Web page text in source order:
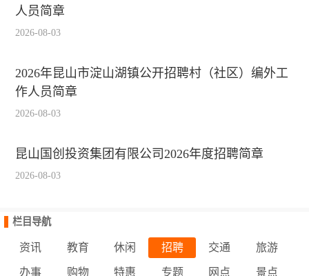
人员简章
2026-08-03
2026年昆山市淀山湖镇公开招聘村（社区）编外工
作人员简章
2026-08-03
昆山国创投资集团有限公司2026年度招聘简章
2026-08-03
栏目导航
资讯 教育 休闲 招聘 交通 旅游
办事 购物 特惠 专题 网点 景点